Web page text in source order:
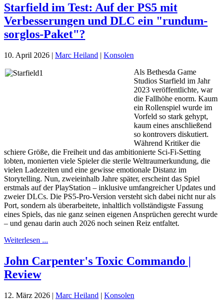
Starfield im Test: Auf der PS5 mit
Verbesserungen und DLC ein "rundum-
sorglos-Paket"?
10. April 2026 | Marc Heiland | Konsolen
Als Bethesda Game
Studios Starfield im Jahr
2023 veröffentlichte, war
die Fallhöhe enorm. Kaum
ein Rollenspiel wurde im
Vorfeld so stark gehypt,
kaum eines anschließend
so kontrovers diskutiert.
Während Kritiker die
schiere Größe, die Freiheit und das ambitionierte Sci-Fi-Setting
lobten, monierten viele Spieler die sterile Weltraumerkundung, die
vielen Ladezeiten und eine gewisse emotionale Distanz im
Storytelling. Nun, zweieinhalb Jahre später, erscheint das Spiel
erstmals auf der PlayStation – inklusive umfangreicher Updates und
zweier DLCs. Die PS5-Pro-Version versteht sich dabei nicht nur als
Port, sondern als überarbeitete, inhaltlich vollständigste Fassung
eines Spiels, das nie ganz seinen eigenen Ansprüchen gerecht wurde
– und genau darin auch 2026 noch seinen Reiz entfaltet.
Weiterlesen ...
John Carpenter's Toxic Commando |
Review
12. März 2026 | Marc Heiland | Konsolen